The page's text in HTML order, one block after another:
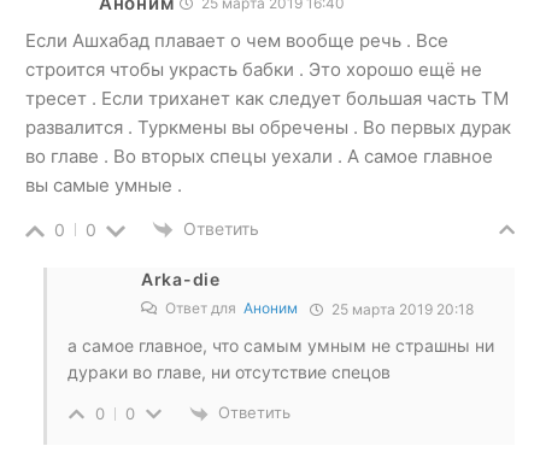
Если Ашхабад плавает о чем вообще речь . Все
строится чтобы украсть бабки . Это хорошо ещё не
тресет . Если триханет как следует большая часть ТМ
развалится . Туркмены вы обречены . Во первых дурак
во главе . Во вторых спецы уехали . А самое главное
вы самые умные .
0 0 Ответить
Arka-die
Ответ для Аноним 25 марта 2019 20:18
а самое главное, что самым умным не страшны ни
дураки во главе, ни отсутствие спецов
0 0 Ответить